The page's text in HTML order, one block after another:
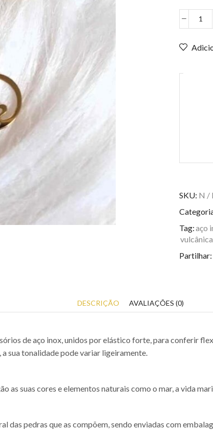
SKU: N /
Tag:aço
vulcânica
Partilhar:
DESCRIÇÃO AVALIAÇÕES (0)
de aço inox, unidos por elástico forte, para conferir
sua tonalidade pode variar ligeiramente.
suas cores e elementos naturais como o mar, a vida
das pedras que as compõem, sendo enviadas com